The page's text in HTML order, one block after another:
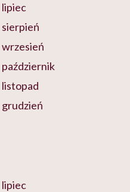
lipiec
sierpień
wrzesień
październik
listopad
grudzień
lipiec